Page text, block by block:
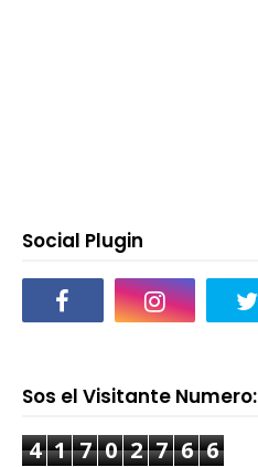
Social Plugin
Sos el Visitante Numero:
4 1 7 0 2 7 6 6